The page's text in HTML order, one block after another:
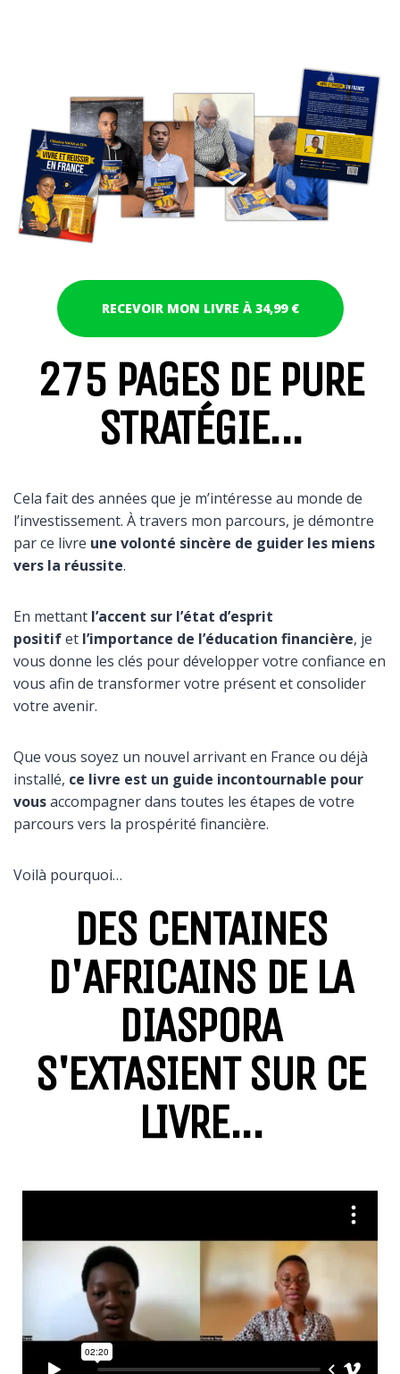
RECEVOIR MON LIVRE À 34,99 €
275 PAGES DE PURE
STRATÉGIE...
Cela fait des années que je m’intéresse au monde de
l’investissement. À travers mon parcours, je démontre
par ce livre une volonté sincère de guider les miens
vers la réussite.
En mettant l’accent sur l’état d’esprit
positifet l’importance de l’éducation financière, je
vous donne les clés pour développer votre confiance en
vous afin de transformer votre présent et consolider
votre avenir.
Que vous soyez un nouvel arrivant en France ou déjà
installé, ce livre est un guide incontournable pour
vousaccompagner dans toutes les étapes de votre
parcours vers la prospérité financière.
Voilà pourquoi…
DES CENTAINES
D'AFRICAINS DE LA
DIASPORA
S'EXTASIENT SUR CE
LIVRE...